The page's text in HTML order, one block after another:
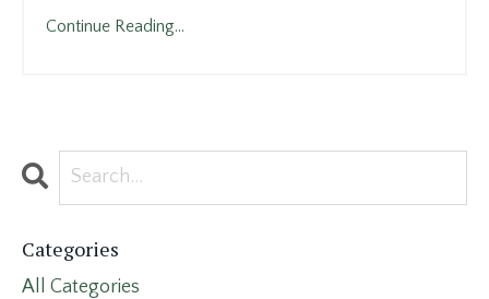
Continue Reading...
Categories
All Categories